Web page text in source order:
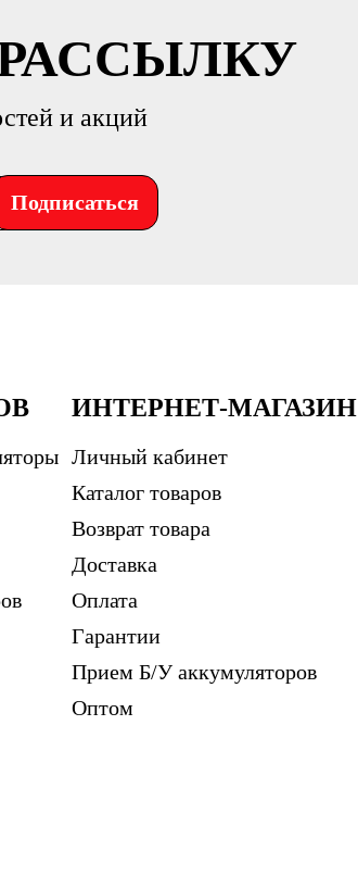
и акций
Подписаться
ИНТЕРНЕТ-МАГАЗИН
Личный кабинет
Каталог товаров
Возврат товара
Доставка
Оплата
Гарантии
Прием Б/У аккумуляторов
Оптом